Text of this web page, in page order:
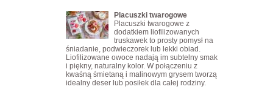
Placuszki twarogowe
Placuszki twarogowe z
dodatkiem liofilizowanych
truskawek to prosty pomysł na
śniadanie, podwieczorek lub lekki obiad.
Liofilizowane owoce nadają im subtelny smak
i piękny, naturalny kolor. W połączeniu z
kwaśną śmietaną i malinowym grysem tworzą
idealny deser lub posiłek dla całej rodziny.